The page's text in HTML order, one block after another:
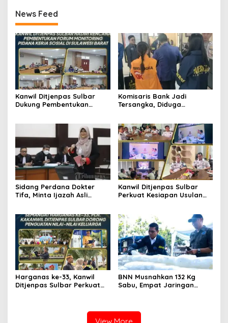
News Feed
Kanwil Ditjenpas Sulbar
Dukung Pembentukan
Komisaris Bank Jadi
Tersangka, Diduga
Sidang Perdana Dokter
Tifa, Minta Ijazah Asli
Kanwil Ditjenpas Sulbar
Perkuat Kesiapan Usulan
Harganas ke-33, Kanwil
Ditjenpas Sulbar Perkuat
BNN Musnahkan 132 Kg
Sabu, Empat Jaringan